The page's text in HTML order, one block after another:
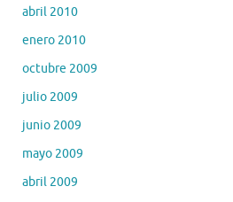
abril 2010
enero 2010
octubre 2009
julio 2009
junio 2009
mayo 2009
abril 2009